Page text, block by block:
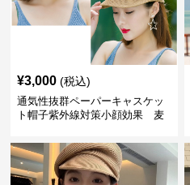
¥3,000 (税込)
通気性抜群ペーパーキャスケッ
ト帽子紫外線対策小顔効果 麦